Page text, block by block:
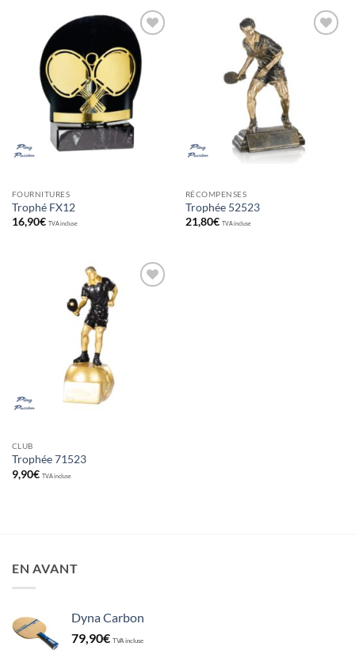
Ajouter
aux
souhaits
FOURNITURES
Trophé FX12
16,90€ TVA incluse
RÉCOMPENSES
Trophée 52523
21,80€ TVA incluse
CLUB
Trophée 71523
9,90€ TVA incluse
EN AVANT
Dyna Carbon
79,90€ TVA incluse